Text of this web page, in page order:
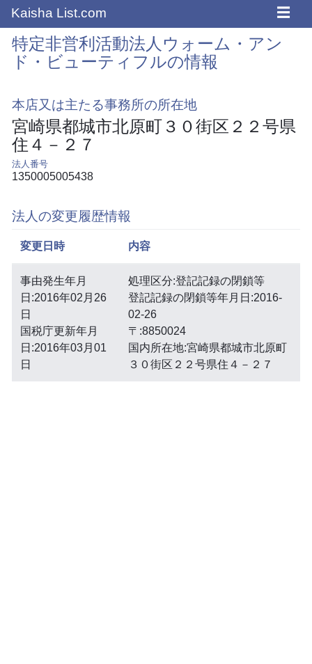
Kaisha List.com ☰
特定非営利活動法人ウォーム・アン
ド・ビューティフルの情報
本店又は主たる事務所の所在地
宮崎県都城市北原町３０街区２２号県
住４－２７
法人番号
1350005005438
法人の変更履歴情報
変更日時 内容
事由発生年月
日:2016年02月26
日
国税庁更新年月
日:2016年03月01
日
処理区分:登記記録の閉鎖等
登記記録の閉鎖等年月日:2016-
02-26
〒:8850024
国内所在地:宮崎県都城市北原町
３０街区２２号県住４－２７